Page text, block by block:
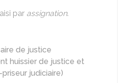
par assignation.
de justice
huissier de justice et
judiciaire)